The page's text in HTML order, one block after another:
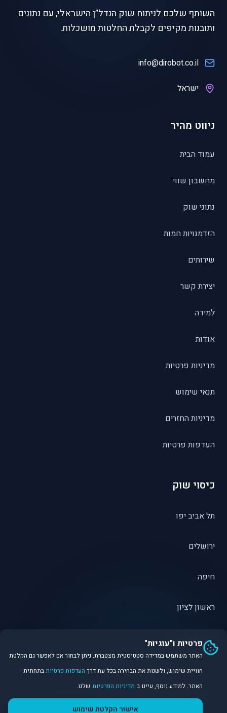
השותף שלכם לניתוח שוק הנדל״ן הישראלי, עם נתונים
ותובנות מקיפים לקבלת החלטות מושכלות.
info@dirobot.co.il
ישראל
ניווט מהיר
עמוד הבית
מחשבון שווי
נתוני שוק
הזדמנויות חמות
שירותים
יצירת קשר
למידה
אודות
מדיניות פרטיות
תנאי שימוש
מדיניות החזרים
העדפות פרטיות
כיסוי שוק
תל אביב יפו
ירושלים
חיפה
ראשון לציון
פתח תקווה
©
פרטיות ו"עוגיות"
האתר משתמש במדידה סטטיסטית מצטברת. ניתן לבחור אם לאפשר גם הקלטת
חוויית שימוש, ולשנות את הבחירה בכל עת דרך העדפות פרטיותבתחתית
האתר. למידע נוסף, עיינו ב מדיניות הפרטיות שלנו.
אישור הקלטת שימוש